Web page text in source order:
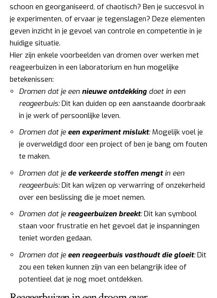
schoon en georganiseerd, of chaotisch? Ben je succesvol in
je experimenten, of ervaar je tegenslagen? Deze elementen
geven inzicht in je gevoel van controle en competentie in je
huidige situatie.
Hier zijn enkele voorbeelden van dromen over werken met
reageerbuizen in een laboratorium en hun mogelijke
betekenissen:
Dromen dat je een nieuwe ontdekking doet in een
reageerbuis:Dit kan duiden op een aanstaande doorbraak
in je werk of persoonlijke leven.
Dromen dat je een experiment mislukt:Mogelijk voel je
je overweldigd door een project of ben je bang om fouten
te maken.
Dromen dat je de verkeerde stoffen mengtin een
reageerbuis:Dit kan wijzen op verwarring of onzekerheid
over een beslissing die je moet nemen.
Dromen dat jereageerbuizen breekt:Dit kan symbool
staan voor frustratie en het gevoel dat je inspanningen
teniet worden gedaan.
Dromen dat je een reageerbuis vasthoudt die gloeit:Dit
zou een teken kunnen zijn van een belangrijk idee of
potentieel dat je nog moet ontdekken.